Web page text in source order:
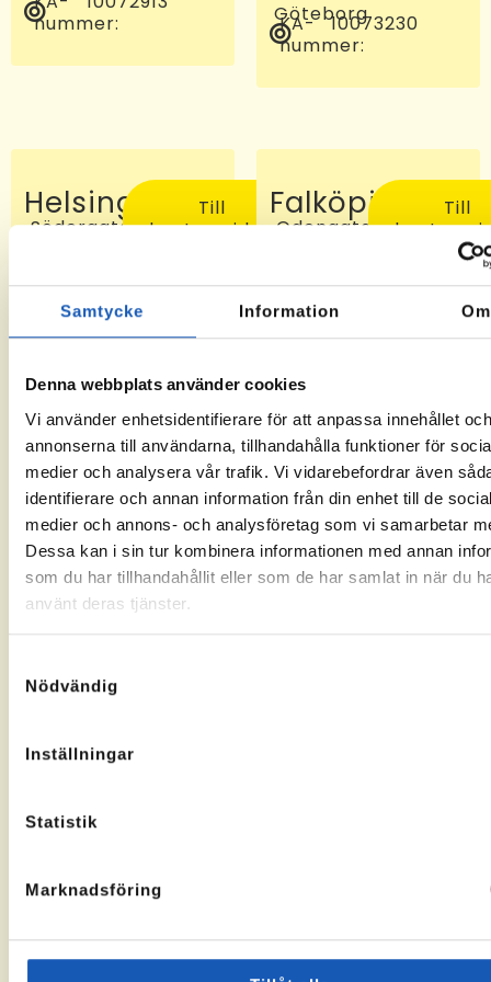
Samtycke Information Om
Denna webbplats använder cookies
Vi använder enhetsidentifierare för att anpassa innehållet och
annonserna till användarna, tillhandahålla funktioner för
medier och analysera vår trafik. Vi vidarebefordrar även
identifierare och annan information från din enhet till de
medier och annons- och analysföretag som vi samarbetar
Dessa kan i sin tur kombinera informationen med annan
som du har tillhandahållit eller som de har samlat in när du
använt deras tjänster.
Nödvändig
Inställningar
Statistik
Marknadsföring
nummer:
Göteborg
KA-
nummer:
10073230
Helsingborg
Södergatan
KA-
nummer:
-6
Till
kontorssidan
Falköping
Odengatan
Falköping
KA-
nummer:
10072810
Till
Sveg
Gränsgatan
17, 842
32 Sveg
KA-
nummer:
10069283
Till
kontorssidan
Tomelilla
Nybogatan
2B, 273
30
Tomelilla
KA-
10073436
Åtvidaberg
Åtvidaberg